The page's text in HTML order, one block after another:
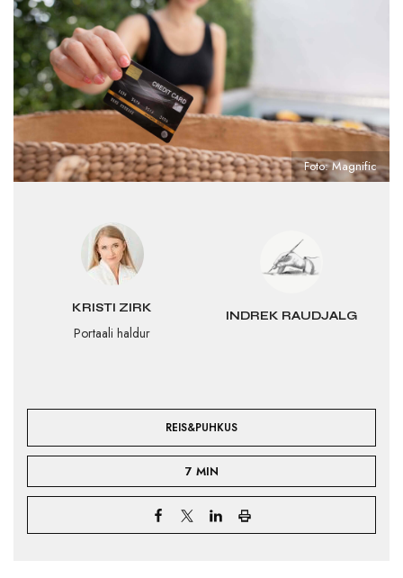
KRISTI ZIRK
Portaali haldur
INDREK RAUDJALG
REIS&PUHKUS
7 MIN
Foto: Magnific